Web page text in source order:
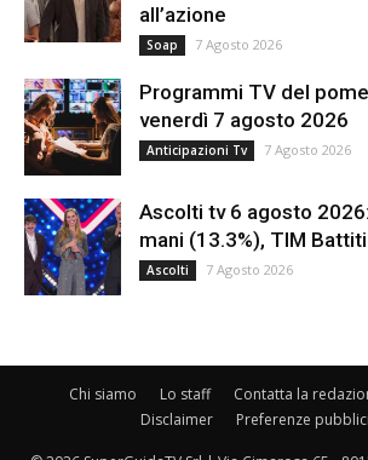
all’azione
Soap 7 Agosto 2026
Programmi TV del
venerdì 7 agosto 2026
Anticipazioni Tv 7 Agosto 2026
Ascolti tv 6 agosto
mani (13.3%), TIM
Ascolti 7 Agosto 2026
Chi siamo Lo staff Contatta la
Disclaimer
Preferenze